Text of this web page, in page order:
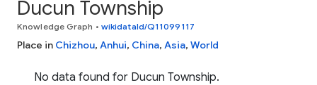
Ducun Township
Knowledge Graph • wikidataId/Q11099117
Place in Chizhou, Anhui, China, Asia, World
No data found for Ducun Township.